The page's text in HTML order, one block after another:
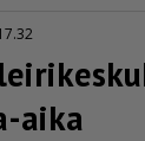
aika